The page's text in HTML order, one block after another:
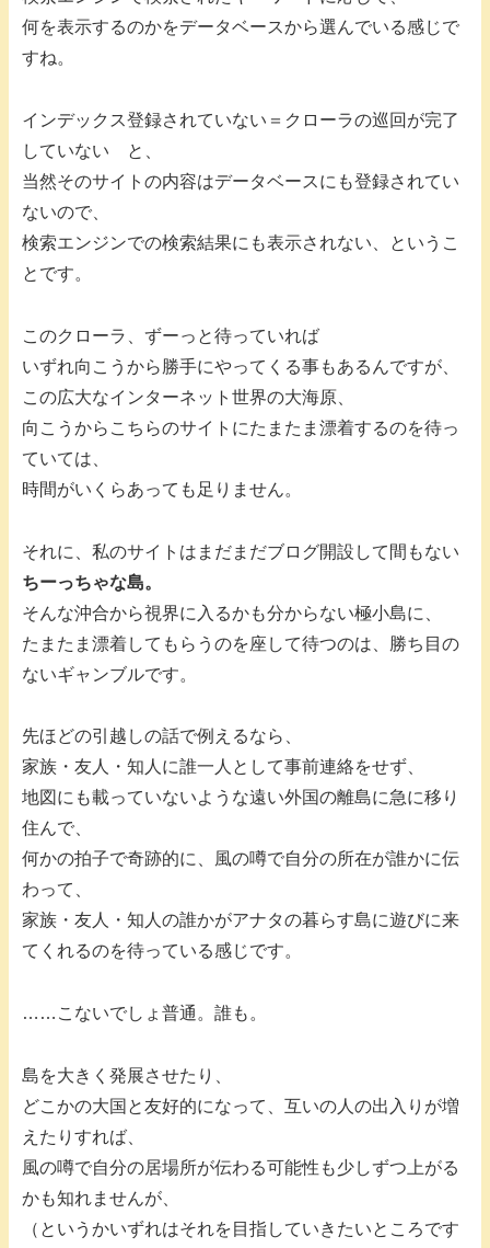
何を表示するのかをデータベースから選んでいる感じで
すね。
インデックス登録されていない＝クローラの巡回が完了
していない と、
当然そのサイトの内容はデータベースにも登録されてい
ないので、
検索エンジンでの検索結果にも表示されない、というこ
とです。
このクローラ、ずーっと待っていれば
いずれ向こうから勝手にやってくる事もあるんですが、
この広大なインターネット世界の大海原、
向こうからこちらのサイトにたまたま漂着するのを待っ
ていては、
時間がいくらあっても足りません。
それに、私のサイトはまだまだブログ開設して間もない
ちーっちゃな島。
そんな沖合から視界に入るかも分からない極小島に、
たまたま漂着してもらうのを座して待つのは、勝ち目の
ないギャンブルです。
先ほどの引越しの話で例えるなら、
家族・友人・知人に誰一人として事前連絡をせず、
地図にも載っていないような遠い外国の離島に急に移り
住んで、
何かの拍子で奇跡的に、風の噂で自分の所在が誰かに伝
わって、
家族・友人・知人の誰かがアナタの暮らす島に遊びに来
てくれるのを待っている感じです。
……こないでしょ普通。誰も。
島を大きく発展させたり、
どこかの大国と友好的になって、互いの人の出入りが増
えたりすれば、
風の噂で自分の居場所が伝わる可能性も少しずつ上がる
かも知れませんが、
（というかいずれはそれを目指していきたいところです